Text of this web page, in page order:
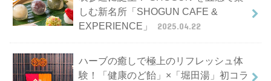
しむ新名所「SHOGUN CAFE &
EXPERIENCE」
2025.04.22
ハーブの癒しで極上のリフレッシュ体
験！「健康のど飴」×「堀田湯」初コラ